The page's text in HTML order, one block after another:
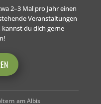
2–3 Mal pro Jahr einen
Veranstaltungen
du dich gerne
am Albis